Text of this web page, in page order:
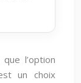
l’option
un choix